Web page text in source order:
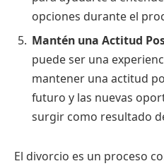
opciones durante el
Mantén una Actitud
puede ser una
mantener una actitud
futuro y las nuevas
surgir como resultado
El divorcio es un proceso